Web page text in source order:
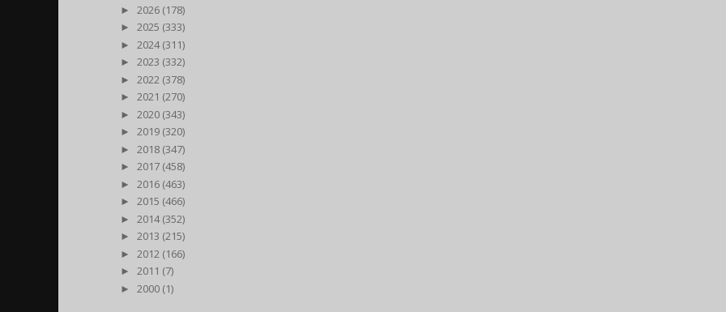
►
2026 (178)
►
2025 (333)
►
2024 (311)
►
2023 (332)
►
2022 (378)
►
2021 (270)
►
2020 (343)
►
2019 (320)
►
2018 (347)
►
2017 (458)
►
2016 (463)
►
2015 (466)
►
2014 (352)
►
2013 (215)
►
2012 (166)
►
2011 (7)
►
2000 (1)